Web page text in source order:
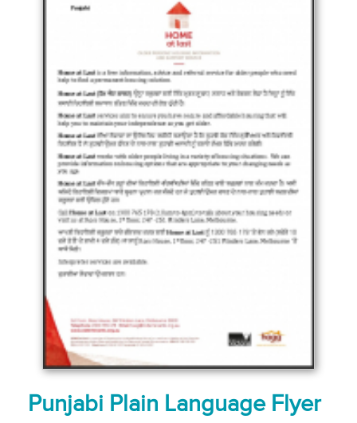
Punjabi Plain Language Flyer